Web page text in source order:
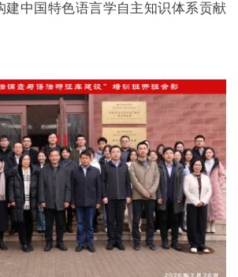
建中国特色语言学自主知识体系贡献